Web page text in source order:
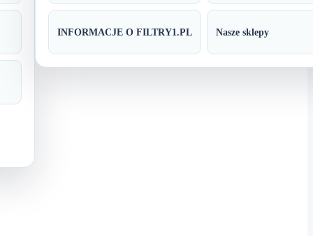
INFORMACJE O FILTRY1.PL Nasze sklepy